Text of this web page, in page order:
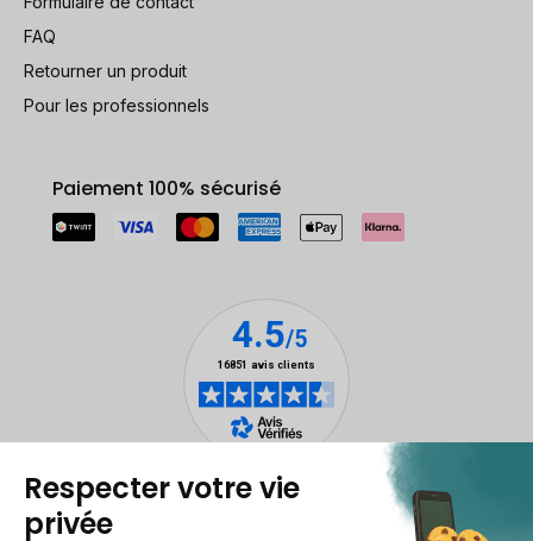
FAQ
Retourner un produit
Pour les professionnels
Paiement 100% sécurisé